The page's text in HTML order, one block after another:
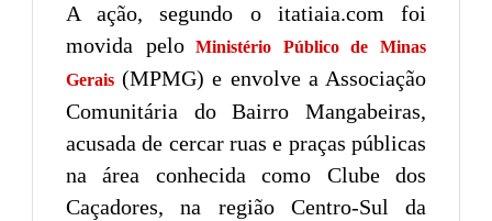
A ação, segundo o itatiaia.com foi
movida peloMinistério Público de Minas
Gerais (MPMG) e envolve a Associação
Comunitária do Bairro Mangabeiras,
acusada de cercar ruas e praças públicas
na área conhecida como Clube dos
Caçadores, na região Centro-Sul da